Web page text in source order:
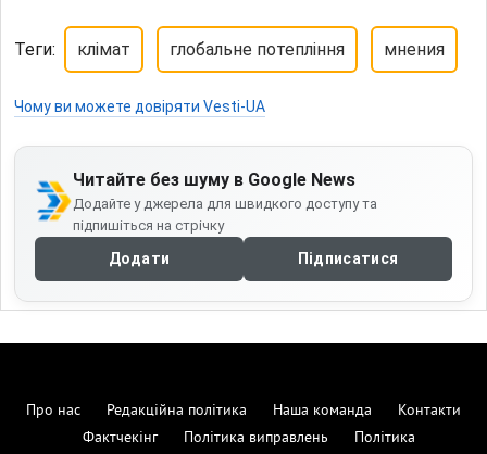
Теги: клімат глобальне потепління мнения
Чому ви можете довіряти Vesti-UA
Читайте без шуму в Google News
Додайте у джерела для швидкого доступу та
підпишіться на стрічку
Додати Підписатися
Про нас Редакційна політика Наша команда
Контакти
Фактчекінг
Політика виправлень
Політика